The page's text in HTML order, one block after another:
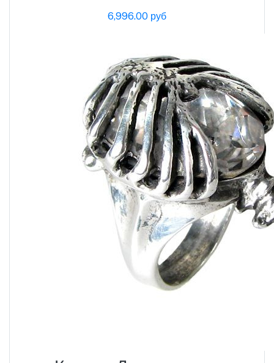
6,996.00 руб